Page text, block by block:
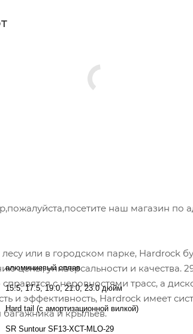
наш магазин по
лесу или в городском парке,
цены, универсальности и качества.
с неровностями трасс, а
и эффективность, Hardrock имеет
и крыльев.
алюминиевый сплав
15.5, 17.5, 19.0, 21.0, 23.0 дюйм
Hard tail (с амортизационной вилкой)
SR Suntour SF13-XCT-MLO-29